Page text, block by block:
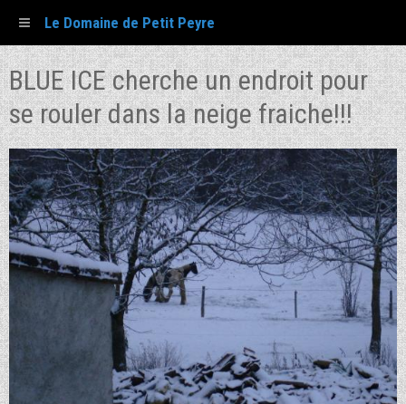
Le Domaine de Petit Peyre
BLUE ICE cherche un endroit pour
se rouler dans la neige fraiche!!!